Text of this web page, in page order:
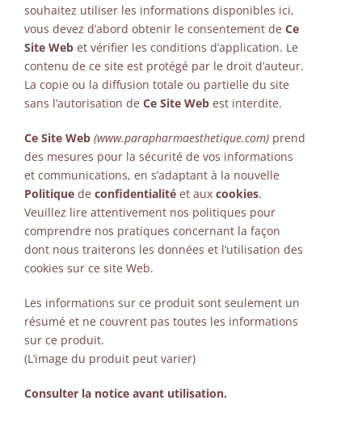
souhaitez utiliser les informations disponibles ici,
vous devez d’abord obtenir le consentement de Ce
Site Web et vérifier les conditions d’application. Le
contenu de ce site est protégé par le droit d’auteur.
La copie ou la diffusion totale ou partielle du site
sans l’autorisation de Ce Site Web est interdite.
Ce Site Web (www.parapharmaesthetique.com) prend
des mesures pour la sécurité de vos informations
et communications, en s’adaptant à la nouvelle
Politique de confidentialité et aux cookies.
Veuillez lire attentivement nos politiques pour
comprendre nos pratiques concernant la façon
dont nous traiterons les données et l’utilisation des
cookies sur ce site Web.
Les informations sur ce produit sont seulement un
résumé et ne couvrent pas toutes les informations
sur ce produit.
(L’image du produit peut varier)
Consulter la notice avant utilisation.